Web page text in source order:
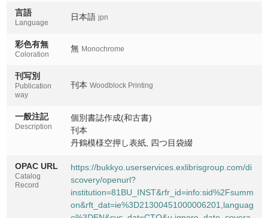
言語
Language
日本語 jpn
彩色有無
Coloration
無 Monochrome
刊写別
Publication
way
刊本 Woodblock Printing
一般注記
Description
個別書誌作成(和古書)
刊本
丹鶴模様空押し表紙, 四つ目袋綴
OPAC URL
Catalog
Record
https://bukkyo.userservices.exlibrisgroup.com/di
scovery/openurl?
institution=81BU_INST&rfr_id=info:sid%2Fsumm
on&rft_dat=ie%3D21300451000006201,languag